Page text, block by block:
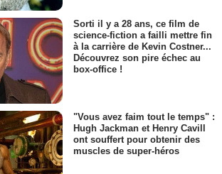
Sorti il y a 28 ans, ce film de
science-fiction a failli mettre fin
à la carrière de Kevin Costner...
Découvrez son pire échec au
box-office !
"Vous avez faim tout le temps" :
Hugh Jackman et Henry Cavill
ont souffert pour obtenir des
muscles de super-héros